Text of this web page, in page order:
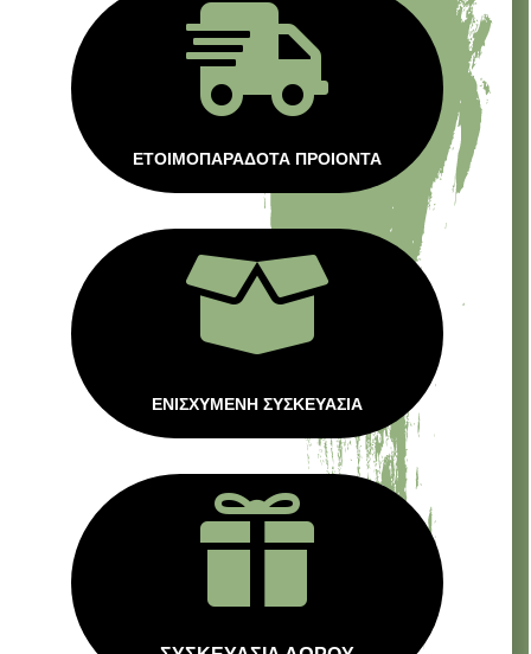

ΕΤΟΙΜΟΠΑΡΑΔΟΤΑ ΠΡΟΙΟΝΤΑ

ΕΝΙΣΧΥΜΕΝΗ ΣΥΣΚΕΥΑΣΙΑ
